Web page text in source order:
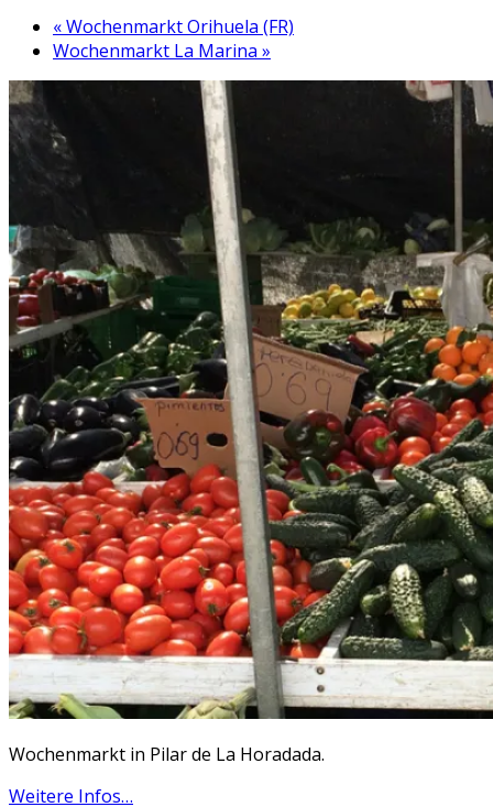
«Wochenmarkt Orihuela (FR)
Wochenmarkt La Marina »
Wochenmarkt in Pilar de La Horadada.
Weitere Infos…